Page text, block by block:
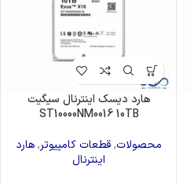
هارد دیسک اینترنال سیگیت
ST10000NM0016 10TB
محصولات,قطعات کامپیوتر,هارد
اینترنال